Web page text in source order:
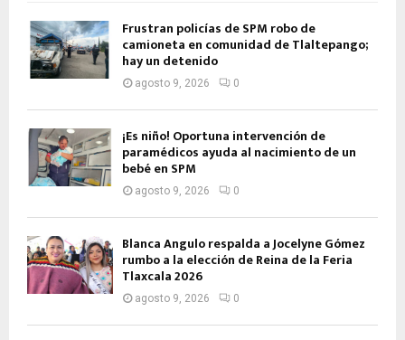
Frustran policías de SPM robo de
camioneta en comunidad de Tlaltepango;
hay un detenido
agosto 9, 2026 0
¡Es niño! Oportuna intervención de
paramédicos ayuda al nacimiento de un
bebé en SPM
agosto 9, 2026 0
Blanca Angulo respalda a Jocelyne Gómez
rumbo a la elección de Reina de la Feria
Tlaxcala 2026
agosto 9, 2026 0